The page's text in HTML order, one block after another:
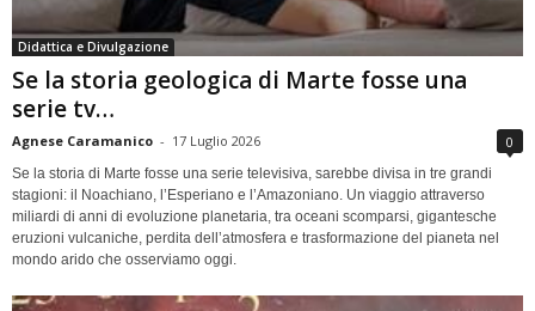
Didattica e Divulgazione
Se la storia geologica di Marte fosse una
serie tv…
Agnese Caramanico - 17 Luglio 2026 0
Se la storia di Marte fosse una serie televisiva, sarebbe divisa in tre grandi
stagioni: il Noachiano, l’Esperiano e l’Amazoniano. Un viaggio attraverso
miliardi di anni di evoluzione planetaria, tra oceani scomparsi, gigantesche
eruzioni vulcaniche, perdita dell’atmosfera e trasformazione del pianeta nel
mondo arido che osserviamo oggi.